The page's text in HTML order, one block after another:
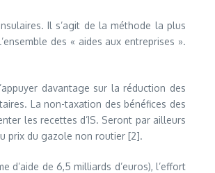
Il s’agit de la méthode la plus
des « aides aux entreprises ».
davantage sur la réduction des
La non-taxation des bénéfices des
les recettes d’IS. Seront par ailleurs
prix du gazole non routier [2].
de 6,5 milliards d’euros), l’effort